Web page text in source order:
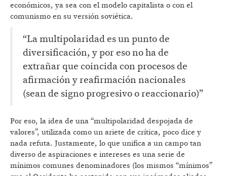
económicos, ya sea con el modelo capitalista o con el
comunismo en su versión soviética.
“La multipolaridad es un punto de
diversificación, y por eso no ha de
extrañar que coincida con procesos de
afirmación y reafirmación nacionales
(sean de signo progresivo o reaccionario)”
Por eso, la idea de una “multipolaridad despojada de
valores”, utilizada como un ariete de crítica, poco dice y
nada refuta. Justamente, lo que unifica a un campo tan
diverso de aspiraciones e intereses es una serie de
mínimos comunes denominadores (los mismos “mínimos”